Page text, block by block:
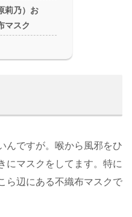
莉乃）お
マスク
んですが。喉から風邪をひ
にマスクをしてます。特に
ら辺にある不織布マスクで